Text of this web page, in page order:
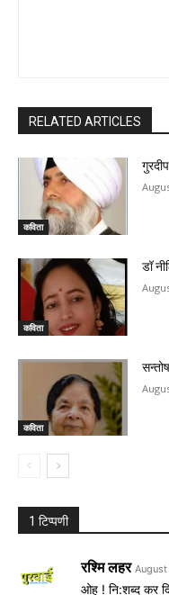
RELATED ARTICLES
कविता
कविता
डॉ
कविता
1 टिप्पणी
रश्मि लहर
ओह ! नि:शब्द कर